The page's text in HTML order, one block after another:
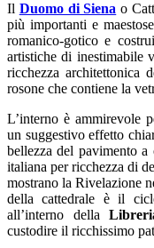
Il Duomo di Siena o
più importanti e
romanico-gotico e
artistiche di inestimabile
ricchezza architettonica
rosone che contiene la
L’interno è ammirevole
un suggestivo effetto
bellezza del pavimento a
italiana per ricchezza di
mostrano la Rivelazione
della cattedrale è il
all’interno della
custodire il ricchissimo